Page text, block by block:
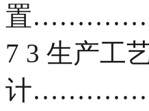
置
7 3 生产工
计